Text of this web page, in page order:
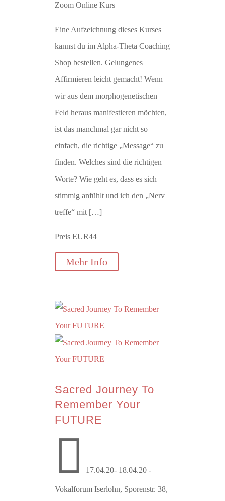
Zoom Online Kurs
Eine Aufzeichnung dieses Kurses
kannst du im Alpha-Theta Coaching
Shop bestellen. Gelungenes
Affirmieren leicht gemacht! Wenn
wir aus dem morphogenetischen
Feld heraus manifestieren möchten,
ist das manchmal gar nicht so
einfach, die richtige „Message“ zu
finden. Welches sind die richtigen
Worte? Wie geht es, dass es sich
stimmig anfühlt und ich den „Nerv
treffe“ mit […]
Preis EUR44
Mehr Info
Sacred Journey To
Remember Your
FUTURE
 17.04.20- 18.04.20 -
Vokalforum Iserlohn, Sporenstr. 38,